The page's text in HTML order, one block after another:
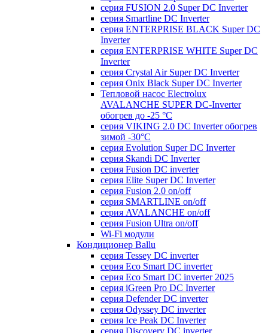
серия FUSION 2.0 Super DC Іnverter
серия Smartline DC Inverter
серия ENTERPRISE BLACK Super DC
Inverter
серия ENTERPRISE WHITE Super DC
Inverter
серия Crystal Air Super DC Inverter
серия Onix Black Super DC Inverter
Тепловой насос Electrolux
AVALANCHE SUPER DC-Inverter
обогрев до -25 °С
серия VIKING 2.0 DC Inverter обогрев
зимой -30°С
серия Evolution Super DC Inverter
серия Skandi DC Inverter
серия Fusion DC inverter
серия Elite Super DC Inverter
серия Fusion 2.0 on/off
серия SMARTLINE on/off
серия AVALANCHE on/off
серия Fusion Ultra on/off
Wi-Fi модули
Кондиционер Ballu
серия Tessey DC inverter
серия Eco Smart DC inverter
серия Eco Smart DC inverter 2025
серия iGreen Pro DC Inverter
серия Defender DC inverter
серия Odyssey DC inverter
серия Ice Peak DС Inverter
cерия Discovery DC inverter